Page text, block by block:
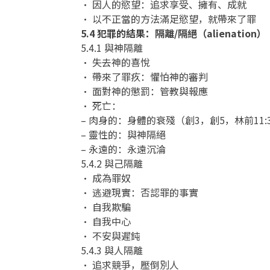
• 因人的慾望：追求享受、擁有、成就
• 以不正當的方法滿足慾望，就帶來了罪
5.4 犯罪的結果：隔離/隔絕（alienation）
5.4.1 與神隔離
• 失去神的喜悅
• 帶來了罪疚：懼怕神的審判
• 面對神的懲罰：管教與報應
• 死亡：
– 肉身的：身體的衰殘（創3，創5，林前
– 靈性的：與神隔絕
– 永遠的：永遠沉淪
5.4.2 與己隔離
• 成為罪奴
• 逃避現實：否認罪的事實
• 自我欺騙
• 自我中心
• 不安與遲鈍
5.4.3 與人隔離
• 追求競爭，壓倒別人